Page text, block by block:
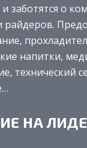
и заботятся о
напитки,
технический
НА